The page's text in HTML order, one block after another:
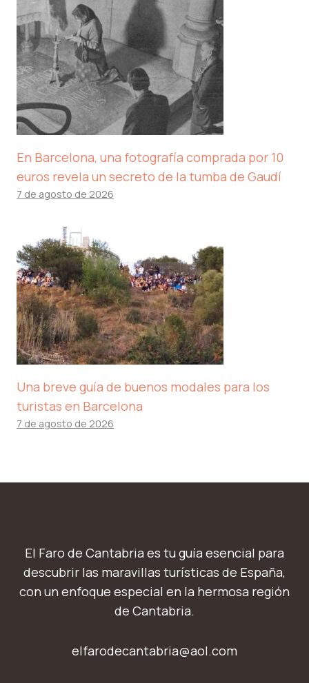
En Barcelona, ​​una fotografía comprada por 10
euros revela un secreto de la tumba de Gaudí
7 de agosto de 2026
Una breve guía de buenos modales para los
turistas en Barcelona
7 de agosto de 2026
El Faro de Cantabria es tu guía esencial para
descubrir las maravillas turísticas de España,
con un enfoque especial en la hermosa región
de Cantabria.
elfarodecantabria@aol.com